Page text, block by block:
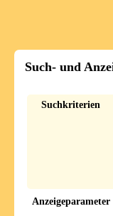
Such- und
Suchkriterien
Anzeigeparameter